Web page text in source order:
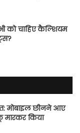
को चाहिए कैल्शियम
मोबाइल छीनने आए
मारकर किया